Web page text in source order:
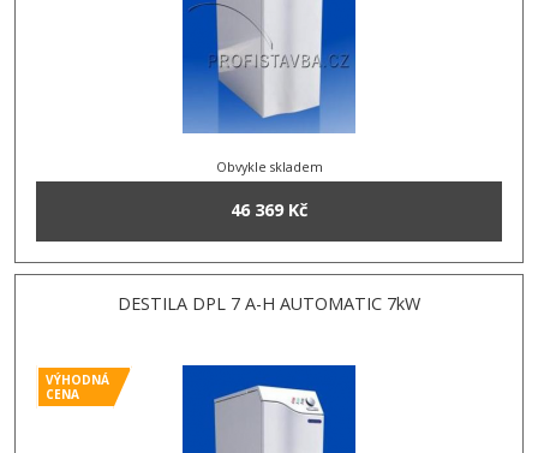
Obvykle skladem
46 369 Kč
DESTILA DPL 7 A-H AUTOMATIC 7kW
VÝHODNÁ
CENA